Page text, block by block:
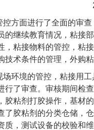
方面进行了全面的审
继续教育情况，粘接
，粘接物料的管控，粘
术条件的管理，外购
环境的管控，粘接用
行了审查。审核期间检
胶粘剂打胶操作，基材
了胶粘剂的分类仓储，
，测试设备的校验和